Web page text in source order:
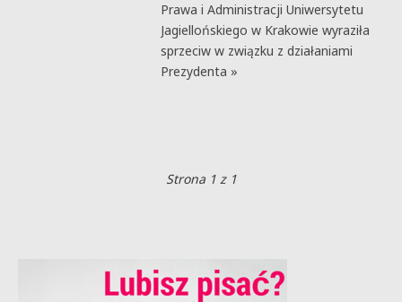
Prawa i Administracji Uniwersytetu
Jagiellońskiego w Krakowie wyraziła
sprzeciw w związku z działaniami
Prezydenta »
Strona 1 z 1